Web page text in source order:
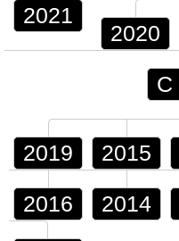
2021
2020
2019 2015
2016 2014